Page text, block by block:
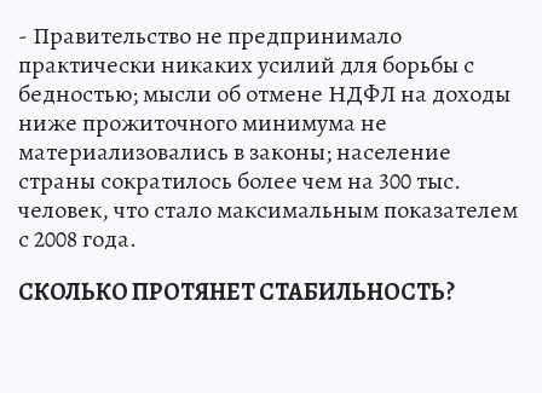
- Правительство не предпринимало
практически никаких усилий для борьбы с
бедностью; мысли об отмене НДФЛ на доходы
ниже прожиточного минимума не
материализовались в законы; население
страны сократилось более чем на 300 тыс.
человек, что стало максимальным показателем
с 2008 года.
СКОЛЬКО ПРОТЯНЕТ СТАБИЛЬНОСТЬ?